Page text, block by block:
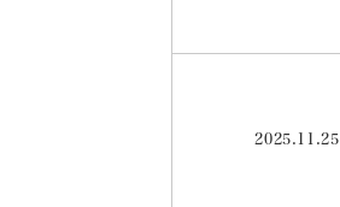
2025.11.25